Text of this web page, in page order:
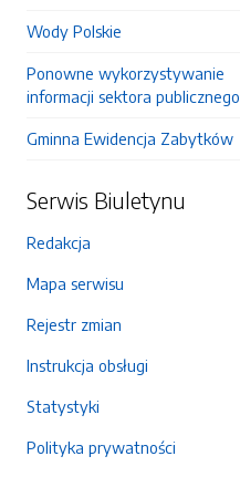
Wody Polskie
Ponowne wykorzystywanie
informacji sektora publicznego
Gminna Ewidencja Zabytków
Serwis Biuletynu
Redakcja
Mapa serwisu
Rejestr zmian
Instrukcja obsługi
Statystyki
Polityka prywatności